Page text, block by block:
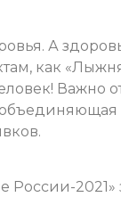
А
как
Важно
России-